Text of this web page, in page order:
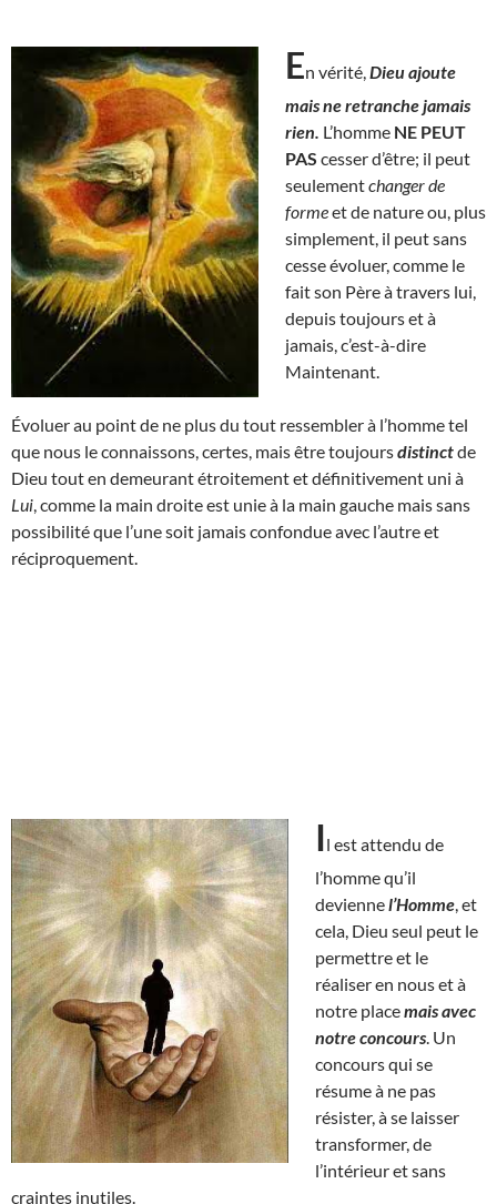
En vérité, Dieu ajoute
mais ne retranche jamais
rien. L’homme NE PEUT
PAS cesser d’être; il peut
seulementchanger de
formeet de nature ou, plus
simplement, il peut sans
cesse évoluer, comme le
fait son Père à travers lui,
depuis toujours et à
jamais, c’est-à-dire
Maintenant.
Évoluer au point de ne plus du tout ressembler à l’homme tel
que nous le connaissons, certes, mais être toujoursdistinctde
Dieu tout en demeurant étroitement et définitivement uni à
Lui , comme la main droite est unie à la main gauche mais sans
possibilité que l’une soit jamais confondue avec l’autre et
réciproquement.
Il est attendu de
l’homme qu’il
deviennel’Homme , et
cela, Dieu seul peut le
permettre et le
réaliser en nous et à
notre placemais avec
notre concours . Un
concours qui se
résume à ne pas
résister, à se laisser
transformer, de
l’intérieur et sans
craintes inutiles.